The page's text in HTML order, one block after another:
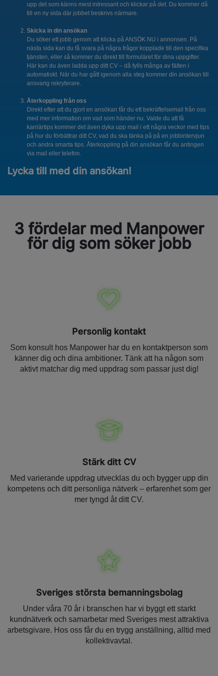
upp det som känns mest intressant och klickar på det. Du kommer då
till en ny sida där jobbet beskrivs närmare.
Skicka in din ansökan
Du söker ett jobb genom att klicka på ANSÖK NU i annonsen. På
nästa sida kan du få svara på några frågor kopplade till den specifika
tjänsten, eller så kommer du direkt till formuläret för dina uppgifter.
Här kan du även ladda upp ditt CV – då fylls många av fälten i
automatiskt. När du har gått igenom alla steg kommer din ansökan till
ansvarig rekryterare.
Återkoppling från oss
Direkt efter att du gjort en ansökan får du ett bekräftelsemail från oss
med mer information om vad som händer nu. Valde du att få
karriärtips kommer det även dyka upp mail i ett några veckor med tips
på hur du förbättrar ditt CV, vad du ska tänka på på en jobbintervjun
och andra smarta tips. Återkoppling på din ansökan får du antingen
via mail eller telefon.
Lycka till med din ansökan!
3 fördelar med Manpower
för dig som söker jobb
Personlig kontakt
Som konsult hos Manpower har du en kontaktperson som
känner dig och dina ambitioner. Tänk att ha någon som
aktivt matchar dig med uppdrag som passar just dig!
Stärk ditt CV
Med varierande uppdrag utvecklas du och bygger upp din
kompetens och ditt personliga nätverk – erfarenhet som ger
mer tyngd åt ditt CV.
Sveriges största bemanningsbolag
Under våra 70 år i branschen har vi byggt ett starkt
kundnätverk och samarbetar med Sveriges mest attraktiva
arbetsgivare. Hos oss får du en trygg anställning, alltid med
kollektivavtal.